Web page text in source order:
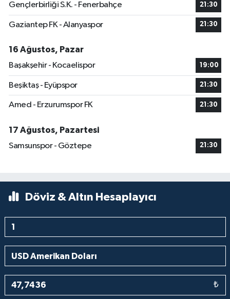
Gençlerbirliği S.K. - Fenerbahçe 21:30
Gaziantep FK - Alanyaspor 21:30
16 Ağustos, Pazar
Başakşehir - Kocaelispor
19:00
Beşiktaş - Eyüpspor 21:30
Amed - Erzurumspor FK 21:30
17 Ağustos, Pazartesi
Samsunspor - Göztepe
21:30
Döviz & Altın Hesaplayıcı
₺